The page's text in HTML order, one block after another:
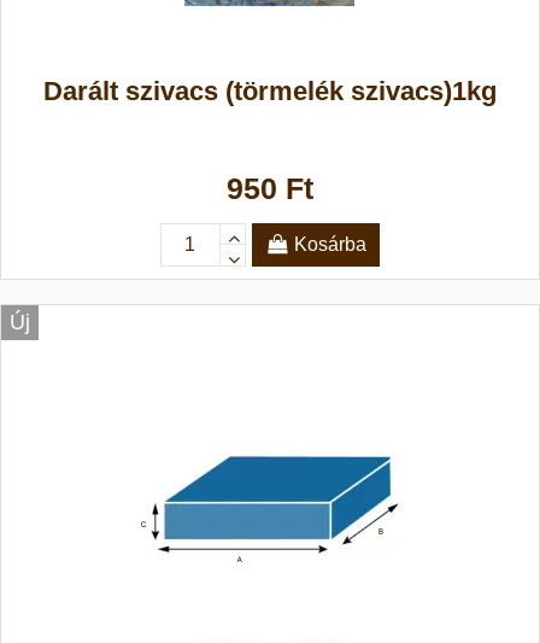
Darált szivacs (törmelék szivacs)1kg
950 Ft
Kosárba
Új